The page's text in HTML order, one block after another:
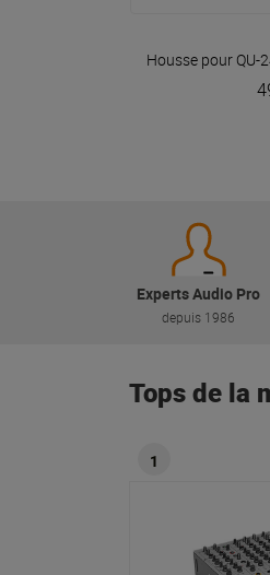
VOIR
Housse pour QU-
Experts Audio Pro
depuis 1986
Tops de la
1